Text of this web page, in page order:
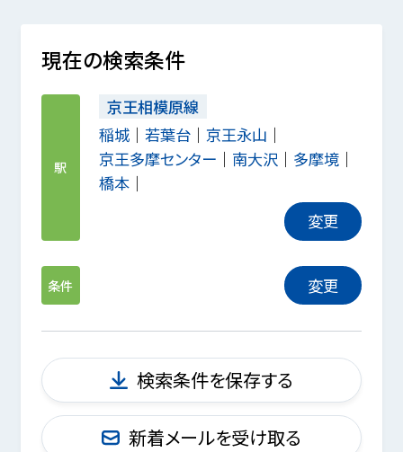
現在の検索条件
駅
京王相模原線
稲城
若葉台
京王永山
京王多摩センター
南大沢
多摩境
橋本
変更
条件 変更
検索条件を保存する
新着メールを受け取る